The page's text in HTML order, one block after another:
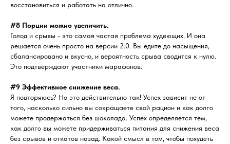
восстановиться и работать на отлично.
#8 Порции можно увеличить.
Голод и срывы - это самая частая проблема худеющих. И она
решается очень просто на версии 2.0. Вы едите до насыщения,
сбалансировано и вкусно, и вероятность срыва сводится к нулю.
Это подтверждают участники марафонов.
#9 Эффективное снижение веса.
Я повторяюсь? Но это действительно так! Успех зависит не от
того, насколько сильно вы сокращаете свой рацион и как долго
можете продержаться без шоколада. Успех определяется тем,
как долго вы можете придерживаться питания для снижения веса
без срывов и откатов назад. Какой смысл в том, чтобы похудеть